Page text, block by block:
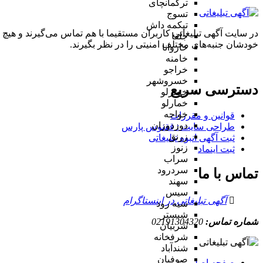
ترکمانچای
تسوج
تیکمه داش
جلفا
خاروانا
خامنه
خراجو
خسروشهر
خضرلو
خمارلو
خواجه
دوزدوزان
زرنق
زنوز
سراب
سردرود
سهند
سیس
سیه رود
شبستر
شربیان
شرفخانه
شندآباد
صوفیان
در سایت آگهی تبلیغاتی کاربران مستقیما با هم تماس می‌گیرند و
خودشان جنبه‌های مختلف امنیتی را در نظر بگیرند.
دسترسی سریع
قوانین و مقررات
طراحی سایت : ققنوس پارس
ثبت آگهی انبوه تبلیغاتی
ثبت اینماد
تماس با ما
آگهی تبلیغاتی در اینستاگرام
شماره تماس: 02191304320